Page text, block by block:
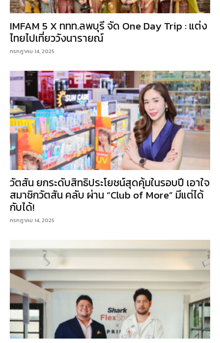
IMFAM 5 X ททท.ลพบุรี จัด One Day Trip : แต่ง
ไทยไปเที่ยววังนารายณ์
กรกฎาคม 14, 2025
วัตสัน ยกระดับสิทธิประโยชน์สุดคุ้มในรอบปี เอาใจ
สมาชิกวัตสัน คลับ ผ่าน “Club of More” มีแต่ได้
กับได้!
กรกฎาคม 14, 2025